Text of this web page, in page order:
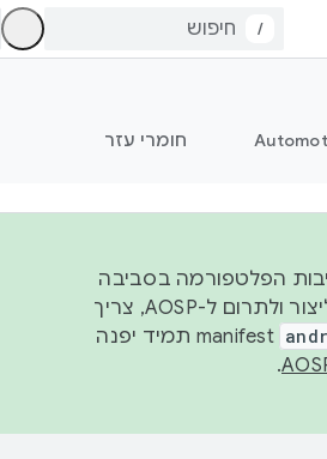
/
חומרי עזר
יציבות הפלטפורמה בסביבה
העסקית, נפרסם קוד מקור ב-AOSP ברבעון השני וברבעון הרביעי. כדי ליצור ולתרום ל-AOSP, צריך
manifest תמיד יפנה
.